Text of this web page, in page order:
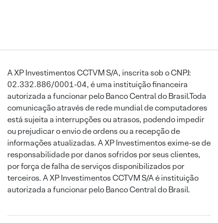
A XP Investimentos CCTVM S/A, inscrita sob o CNPJ:
02.332.886/0001-04, é uma instituição financeira
autorizada a funcionar pelo Banco Central do Brasil.Toda
comunicação através de rede mundial de computadores
está sujeita a interrupções ou atrasos, podendo impedir
ou prejudicar o envio de ordens ou a recepção de
informações atualizadas. A XP Investimentos exime-se de
responsabilidade por danos sofridos por seus clientes,
por força de falha de serviços disponibilizados por
terceiros. A XP Investimentos CCTVM S/A é instituição
autorizada a funcionar pelo Banco Central do Brasil.